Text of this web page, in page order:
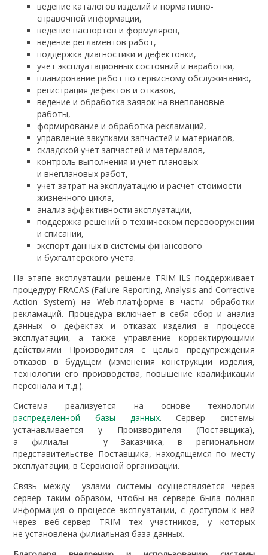
ведение каталогов изделий и нормативно-
справочной информации,
ведение паспортов и формуляров,
ведение регламентов работ,
поддержка диагностики и дефектовки,
учет эксплуатационных состояний и наработки,
планирование работ по сервисному обслуживанию,
регистрация дефектов и отказов,
ведение и обработка заявок на внеплановые
работы,
формирование и обработка рекламаций,
управление закупками запчастей и материалов,
складской учет запчастей и материалов,
контроль выполнения и учет плановых
и внеплановых работ,
учет затрат на эксплуатацию и расчет стоимости
жизненного цикла,
анализ эффективности эксплуатации,
поддержка решений о техническом перевооружении
и списании,
экспорт данных в системы финансового
и бухгалтерского учета.
На этапе эксплуатации решение TRIM-ILS поддерживает
процедуру FRACAS (Failure Reporting, Analysis and Corrective
Action System) на Web-платформе в части обработки
рекламаций. Процедура включает в себя сбор и анализ
данных о дефектах и отказах изделия в процессе
эксплуатации, а также управление корректирующими
действиями Производителя с целью предупреждения
отказов в будущем (изменения конструкции изделия,
технологии его производства, повышение квалификации
персонала и т.д.).
Система реализуется на основе технологии
распределенной базы данных. Сервер системы
устанавливается у Производителя (Поставщика),
а филиалы — у Заказчика, в региональном
представительстве Поставщика, находящемся по месту
эксплуатации, в Сервисной организации.
Связь между узлами системы осуществляется через
сервер таким образом, чтобы на сервере была полная
информация о процессе эксплуатации, с доступом к ней
через веб-сервер TRIM тех участников, у которых
не установлена филиальная база данных.